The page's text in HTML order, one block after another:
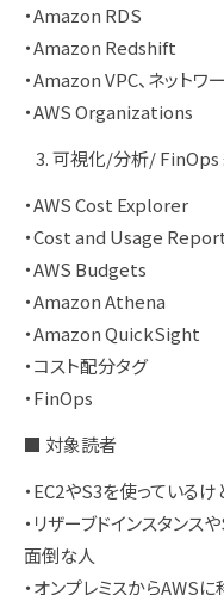
・Amazon RDS
・Amazon Redshift
・Amazon VPC、ネットワ
・AWS Organizations
可視化/分析/ FinOps
・AWS Cost Explorer
・Cost and Usage
・AWS Budgets
・Amazon Athena
・Amazon QuickSight
・コスト配分タグ
・FinOps
■ 対象読者
・EC2やS3を使っている
・リザーブドインスタン
面倒な人
・オンプレミスからAWS